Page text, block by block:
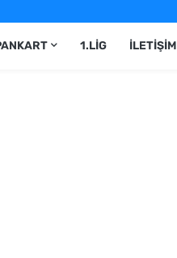
1.LIG İLETIŞIM